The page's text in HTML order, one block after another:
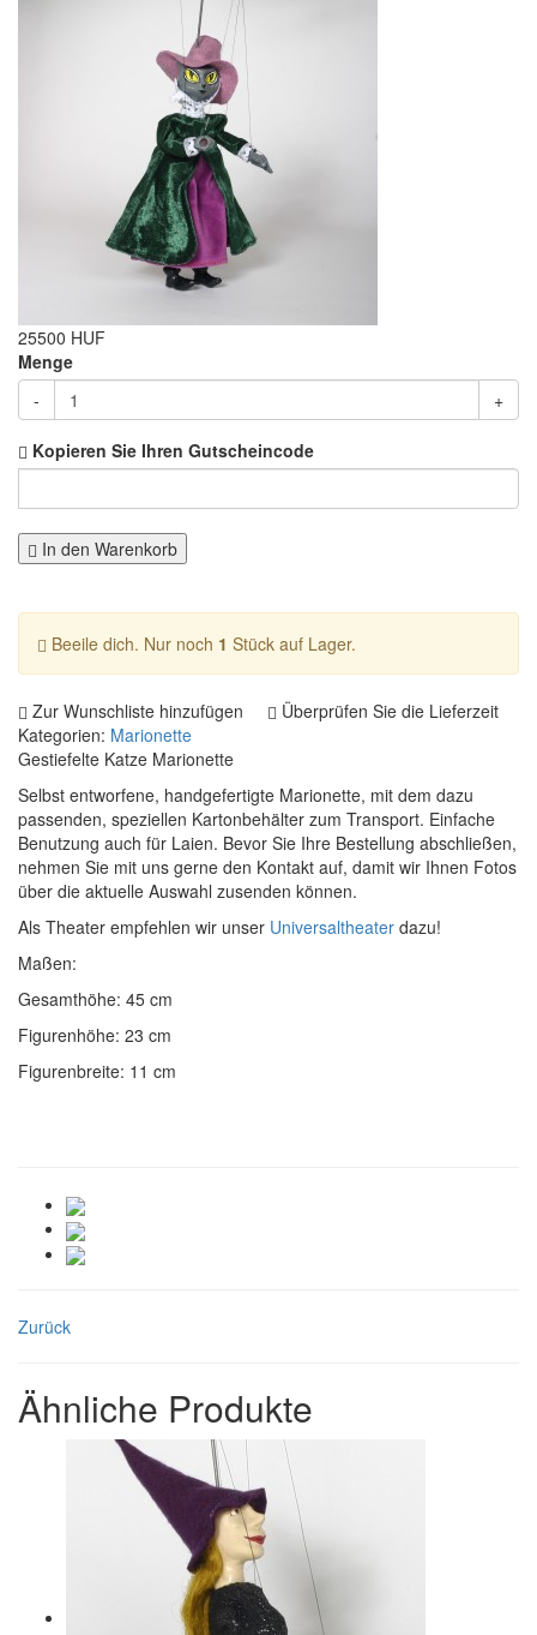
25500 HUF
Menge
-
+
Kopieren Sie Ihren Gutscheincode
In den Warenkorb
Beeile dich. Nur noch 1 Stück auf Lager.
Zur Wunschliste hinzufügen
Überprüfen Sie die Lieferzeit
Kategorien: Marionette
Gestiefelte Katze Marionette
Selbst entworfene, handgefertigte Marionette, mit dem dazu
passenden, speziellen Kartonbehälter zum Transport. Einfache
Benutzung auch für Laien. Bevor Sie Ihre Bestellung abschließen,
nehmen Sie mit uns gerne den Kontakt auf, damit wir Ihnen Fotos
über die aktuelle Auswahl zusenden können.
Als Theater empfehlen wir unser Universaltheater dazu!
Maßen:
Gesamthöhe: 45 cm
Figurenhöhe: 23 cm
Figurenbreite: 11 cm
Zurück
Ähnliche Produkte